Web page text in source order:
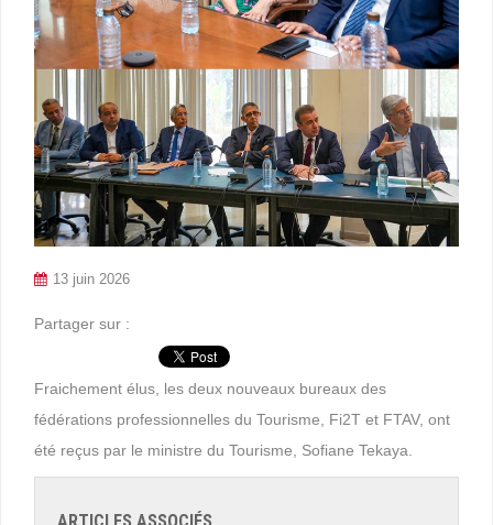
13 juin 2026
Partager sur :
Fraichement élus, les deux nouveaux bureaux des
fédérations professionnelles du Tourisme, Fi2T et FTAV, ont
été reçus par le ministre du Tourisme, Sofiane Tekaya.
ARTICLES ASSOCIÉS